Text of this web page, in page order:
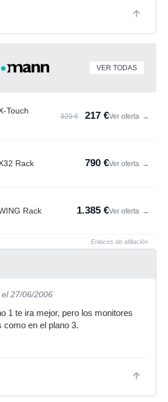
VER TODAS
Touch
320 € 217 €Ver oferta →
Rack 790 €Ver oferta →
Rack 1.385 €Ver oferta →
Enlaces de afiliación
el 27/06/2006
1 te ira mejor, pero los monitores
como en el plano 3.